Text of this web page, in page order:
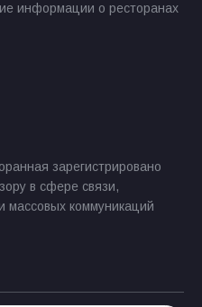
информации о ресторанах
зарегистрировано
в сфере связи,
массовых коммуникаций